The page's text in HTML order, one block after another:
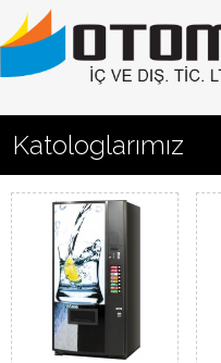
Katologlarımız